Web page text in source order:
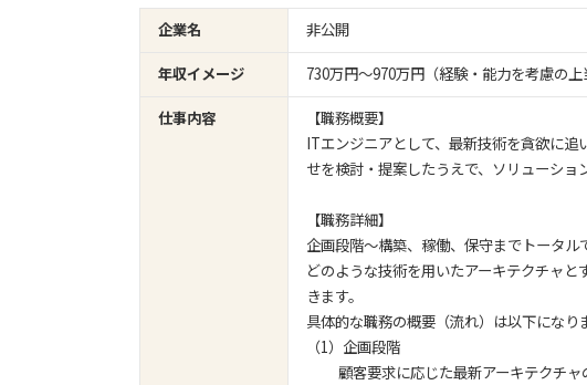
企業名
非公開
年収イメージ
730万円〜970万円（経験・能力を考慮の上
仕事内容
【職務概要】
ITエンジニアとして、最新技術を貪欲に
せを検討・提案したうえで、ソリューショ
【職務詳細】
企画段階～構築、稼働、保守までトータル
どのような技術を用いたアーキテクチャ
きます。
具体的な職務の概要（流れ）は以下になり
（1）企画段階
顧客要求に応じた最新アーキテクチャ